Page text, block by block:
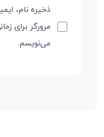
ذخیره نام،
مرورگر برای
می‌نویسم.